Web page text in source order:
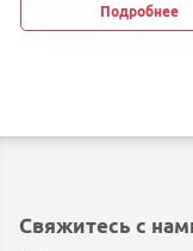
Подробнее
Свяжитесь с